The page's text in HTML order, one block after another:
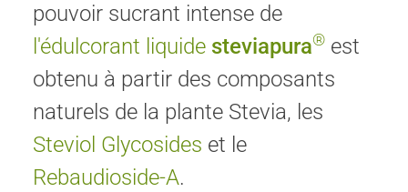
pouvoir sucrant intense de
l'édulcorant liquide steviapura® est
obtenu à partir des composants
naturels de la plante Stevia, les
Steviol Glycosides et le
Rebaudioside-A.